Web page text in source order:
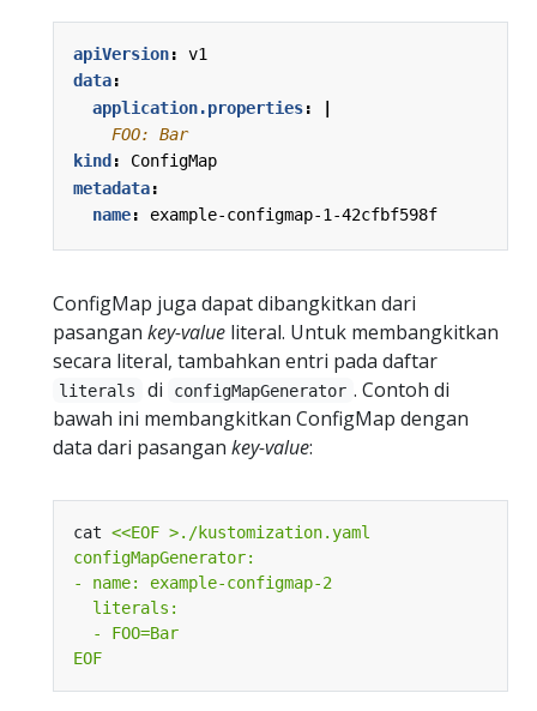
apiVersion:
v1
data:
application.properties:
|
    FOO: Bar
kind :
ConfigMap
metadata:
name: example-configmap-1-42cfbf598f
ConfigMap juga dapat dibangkitkan dari
pasangan key-value literal. Untuk membangkitkan
secara literal, tambahkan entri pada daftar
literals di configMapGenerator . Contoh di
bawah ini membangkitkan ConfigMap dengan
data dari pasangan key-value:
cat
EOF